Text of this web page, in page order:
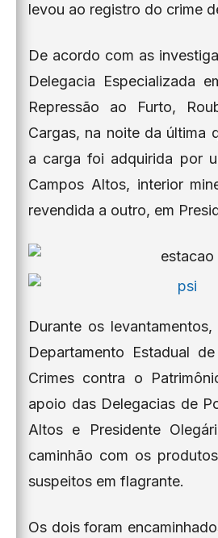
levou ao registro do crime
De acordo com as
Delegacia Especializada
Repressão ao Furto,
Cargas, na noite da última
a carga foi adquirida por
Campos Altos, interior
revendida a outro, em
Durante os
Departamento Estadual
Crimes contra o
apoio das Delegacias de
Altos e Presidente
caminhão com os
suspeitos em flagrante.
Os dois foram